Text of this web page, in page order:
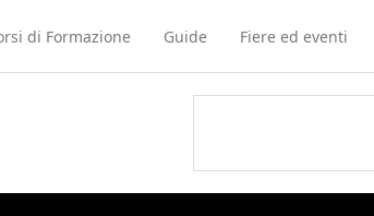
di Formazione Guide Fiere ed eventi